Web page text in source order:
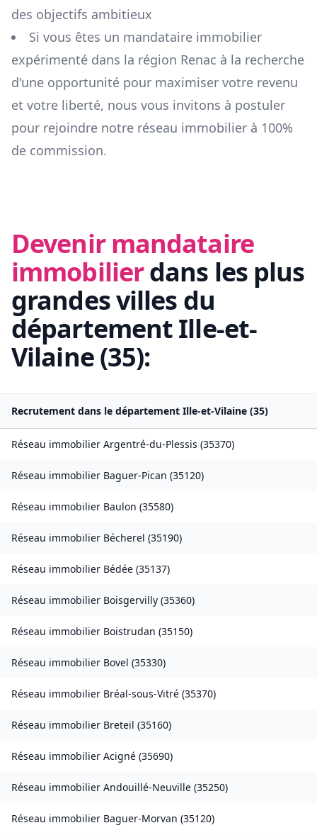
des objectifs ambitieux
Si vous êtes un mandataire immobilier
expérimenté dans la région Renac à la recherche
d'une opportunité pour maximiser votre revenu
et votre liberté, nous vous invitons à postuler
pour rejoindre notre réseau immobilier à 100%
de commission.
Devenir mandataire
immobilierdans les plus
grandes villes du
départementIlle-et-
Vilaine(35):
Recrutement dans le département Ille-et-Vilaine (35)
Réseau immobilier Argentré-du-Plessis (35370)
Réseau immobilier Baguer-Pican (35120)
Réseau immobilier Baulon (35580)
Réseau immobilier Bécherel (35190)
Réseau immobilier Bédée (35137)
Réseau immobilier Boisgervilly (35360)
Réseau immobilier Boistrudan (35150)
Réseau immobilier Bovel (35330)
Réseau immobilier Bréal-sous-Vitré (35370)
Réseau immobilier Breteil (35160)
Réseau immobilier Acigné (35690)
Réseau immobilier Andouillé-Neuville (35250)
Réseau immobilier Baguer-Morvan (35120)